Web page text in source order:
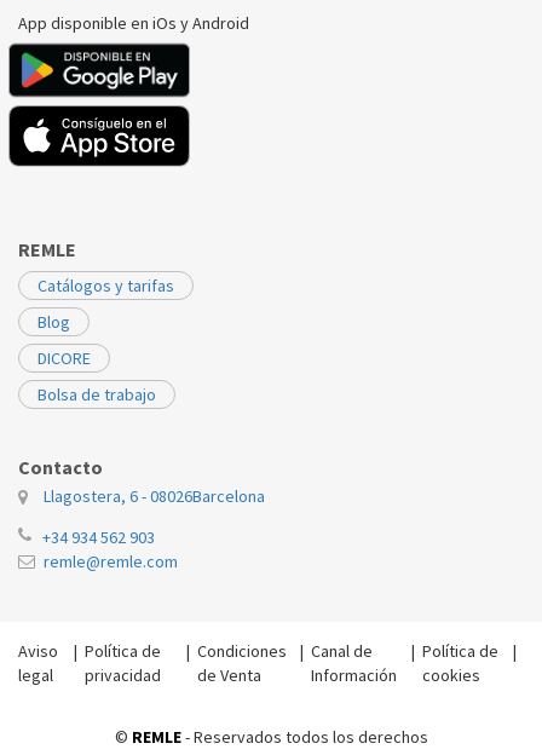
App disponible en iOs y Android
REMLE
Catálogos y tarifas
Blog
DICORE
Bolsa de trabajo
Contacto
Llagostera, 6 - 08026Barcelona
+34 934 562 903
remle@remle.com
Aviso
legal
| Política de
privacidad
|Condiciones
de Venta
|Canal de
Información
| Política de
cookies
|
© REMLE- Reservados todos los derechos